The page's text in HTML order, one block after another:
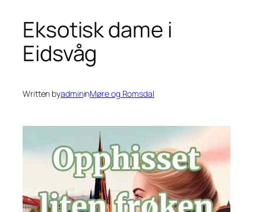
Eksotisk dame i
Eidsvåg
Written byadmininMøre og Romsdal